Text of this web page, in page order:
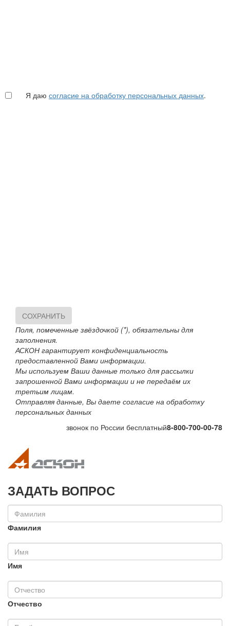
Я даю согласие на обработку персональных данных.
СОХРАНИТЬ
Поля, помеченные звёздочкой (*), обязательны для
заполнения.
АСКОН гарантирует конфиденциальность
предоставленной Вами информации.
Мы используем Ваши данные только для рассылки
запрошенной Вами информации и не передаём их
третьим лицам.
Отправляя данные, Вы даете согласие на обработку
персональных данных
звонок по России бесплатный8-800-700-00-78
ЗАДАТЬ ВОПРОС
Фамилия
Имя
Отчество